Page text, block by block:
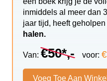
inmiddels al meer dan
jaar tijd, heeft geholpen
halen.
Van: €50*,- voor:
Voeg Toe Aan